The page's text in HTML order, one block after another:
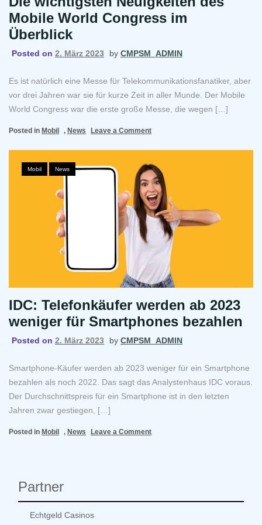
Mobile World Congress im
Überblick
Posted on 2. März 2023 by CMPSM_ADMIN
Es ist natürlich eine Messe für Telekommunikationsfanatiker, aber
vor drei Jahren war sie für kurze Zeit in aller Munde. Der Mobile
World Congress war die erste große Messe, die wegen […]
Posted in Mobil , News Leave a Commenton
wichtigsten
Neuigkeiten
des
Mobile
World
Congress
im
Überblick
Mobil News
IDC: Telefonkäufer werden ab 2023
weniger für Smartphones bezahlen
Posted on 2. März 2023 by CMPSM_ADMIN
Smartphone-Käufer werden ab 2023 weniger für ein Smartphone
bezahlen als noch 2022. Das sagt das Analystenhaus IDC voraus.
Der Durchschnittspreis für ein Smartphone ist in den letzten
Jahren zwar gestiegen, […]
Posted in Mobil , News Leave a Commenton
Partner
Echtgeld Casinos